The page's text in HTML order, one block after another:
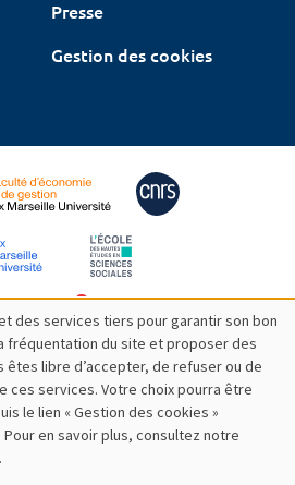
Presse
Gestion des cookies
des services tiers pour garantir son bon
fréquentation du site et proposer des
êtes libre d’accepter, de refuser ou de
ces services. Votre choix pourra être
le lien « Gestion des cookies »
en savoir plus, consultez notre
.